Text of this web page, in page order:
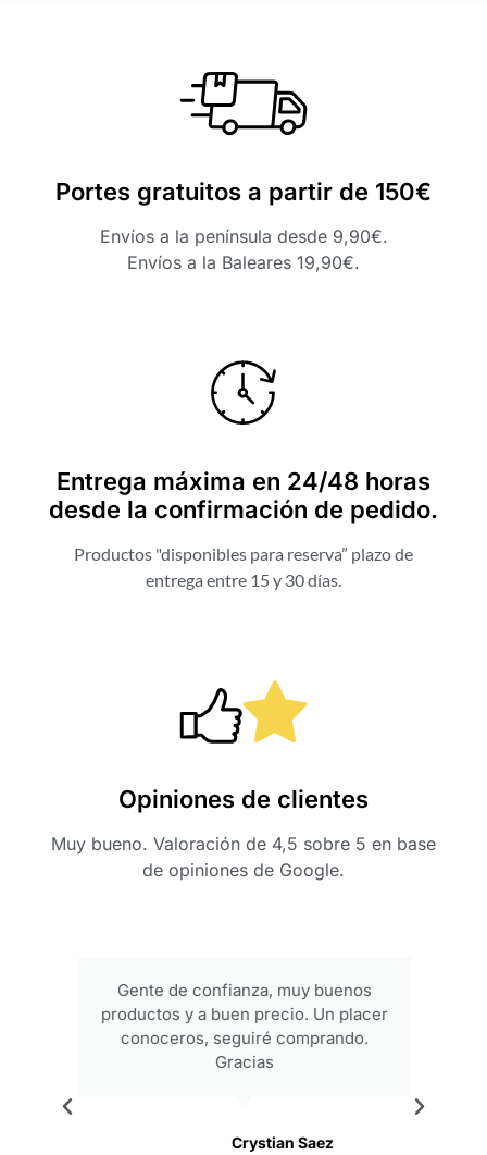
Portes gratuitos a partir de 150€
Envíos a la península desde 9,90€.
Envíos a la Baleares 19,90€.
Entrega máxima en 24/48 horas
desde la confirmación de pedido.
Productos "disponibles para reserva” plazo de
entrega entre 15 y 30 días.
Opiniones de clientes
Muy bueno. Valoración de 4,5 sobre 5 en base
de opiniones de Google.
Gente de confianza, muy buenos
productos y a buen precio. Un placer
conoceros, seguiré comprando.
Gracias
Crystian Saez